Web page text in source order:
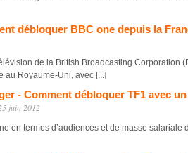
débloquer BBC one depuis la
de la British Broadcasting Corporation
au Royaume-Uni, avec [...]
- Comment débloquer TF1 avec
juin 2012
en termes d’audiences et de masse salariale